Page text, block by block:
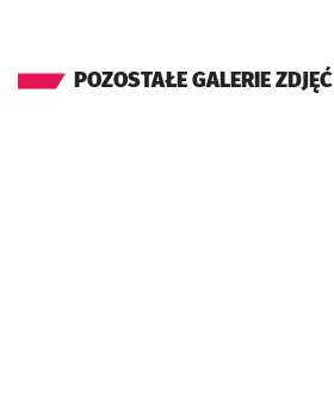
POZOSTAŁE GALERIE ZDJĘĆ